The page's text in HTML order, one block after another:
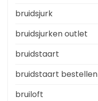
bruidsjurk
bruidsjurken outlet
bruidstaart
bruidstaart bestellen
bruiloft